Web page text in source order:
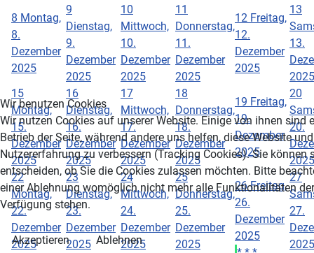
8 Montag,
8.
Dezember
2025
9
Dienstag,
9.
Dezember
2025
10
Mittwoch,
10.
Dezember
2025
11
Donnerstag,
11.
Dezember
2025
12 Freitag,
12.
Dezember
2025
13
13.
2025
15
Montag,
15.
Dezember
2025
16
Dienstag,
16.
Dezember
2025
17
Mittwoch,
17.
Dezember
2025
18
Donnerstag,
18.
Dezember
2025
19 Freitag,
19.
Dezember
2025
20
20.
2025
22
Montag,
22.
Dezember
2025
23
Dienstag,
23.
Dezember
2025
24
Mittwoch,
24.
Dezember
2025
25
Donnerstag,
25.
Dezember
2025
26 Freitag,
26.
Dezember
2025
27
27.
2025
Wir benutzen Cookies
Wir nutzen Cookies auf unserer Website. Einige von ihnen sind
Betrieb der Seite, während andere uns helfen, diese Website
Nutzererfahrung zu verbessern (Tracking Cookies). Sie können
entscheiden, ob Sie die Cookies zulassen möchten. Bitte
einer Ablehnung womöglich nicht mehr alle Funktionalitäten
Verfügung stehen.
Akzeptieren
Ablehnen